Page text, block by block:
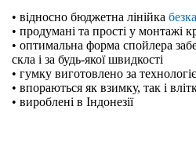
• відносно бюджетна лінійка
• продумані та прості у монтажі
• оптимальна форма спойлера
скла і за будь-якої швидкості
• гумку виготовлено за
• впораються як взимку, так і
• вироблені в Індонезії